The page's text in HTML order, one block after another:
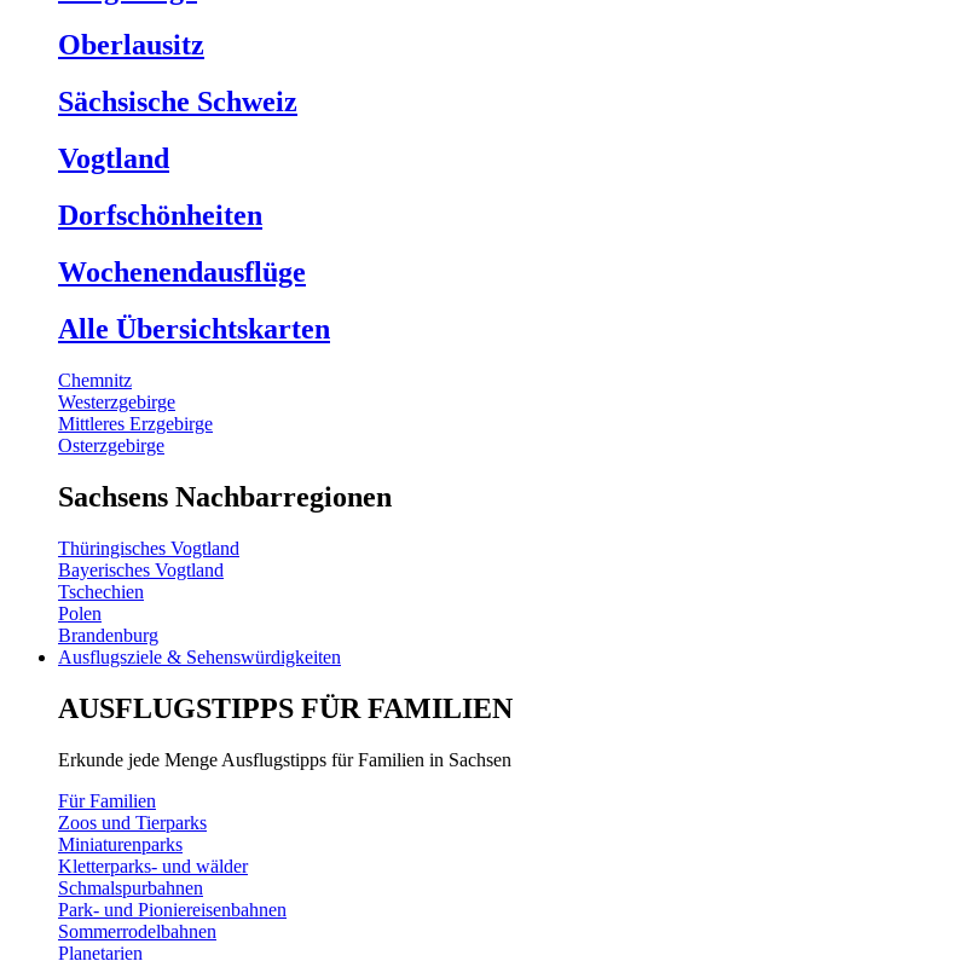
Oberlausitz
Sächsische Schweiz
Vogtland
Dorfschönheiten
Wochenendausflüge
Alle Übersichtskarten
Chemnitz
Westerzgebirge
Mittleres Erzgebirge
Osterzgebirge
Sachsens Nachbarregionen
Thüringisches Vogtland
Bayerisches Vogtland
Tschechien
Polen
Brandenburg
Ausflugsziele & Sehenswürdigkeiten
AUSFLUGSTIPPS FÜR FAMILIEN
Erkunde jede Menge Ausflugstipps für Familien in Sachsen
Für Familien
Zoos und Tierparks
Miniaturenparks
Kletterparks- und wälder
Schmalspurbahnen
Park- und Pioniereisenbahnen
Sommerrodelbahnen
Planetarien